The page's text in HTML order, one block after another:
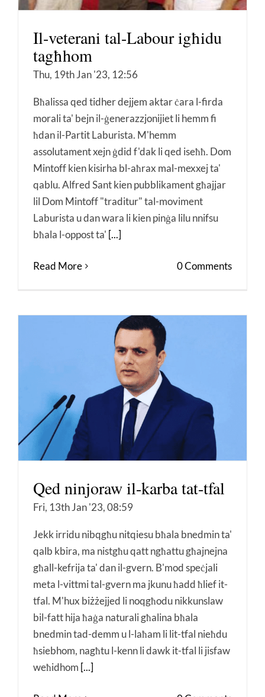
Il-veterani tal-Labour igħidu
tagħhom
Thu, 19th Jan '23, 12:56
Bħalissa qed tidher dejjem aktar ċara l-firda
morali ta' bejn il-ġenerazzjonijiet li hemm fi
ħdan il-Partit Laburista. M'hemm
assolutament xejn ġdid f'dak li qed iseħħ. Dom
Mintoff kien kisirha bl-aħrax mal-mexxej ta'
qablu. Alfred Sant kien pubblikament għajjar
lil Dom Mintoff "traditur" tal-moviment
Laburista u dan wara li kien pinġa lilu nnifsu
bħala l-oppost ta' [...]
Read More 0 Comments
Qed ninjoraw il-karba tat-tfal
Fri, 13th Jan '23, 08:59
Jekk irridu nibqgħu nitqiesu bħala bnedmin ta'
qalb kbira, ma nistgħu qatt ngħattu għajnejna
għall-kefrija ta' dan il-gvern. B'mod speċjali
meta l-vittmi tal-gvern ma jkunu ħadd ħlief it-
tfal. M'hux biżżejjed li noqgħodu nikkunslaw
bil-fatt hija ħaġa naturali għalina bħala
bnedmin tad-demm u l-laħam li lit-tfal nieħdu
ħsiebhom, nagħtu l-kenn li dawk it-tfal li jisfaw
weħidhom [...]